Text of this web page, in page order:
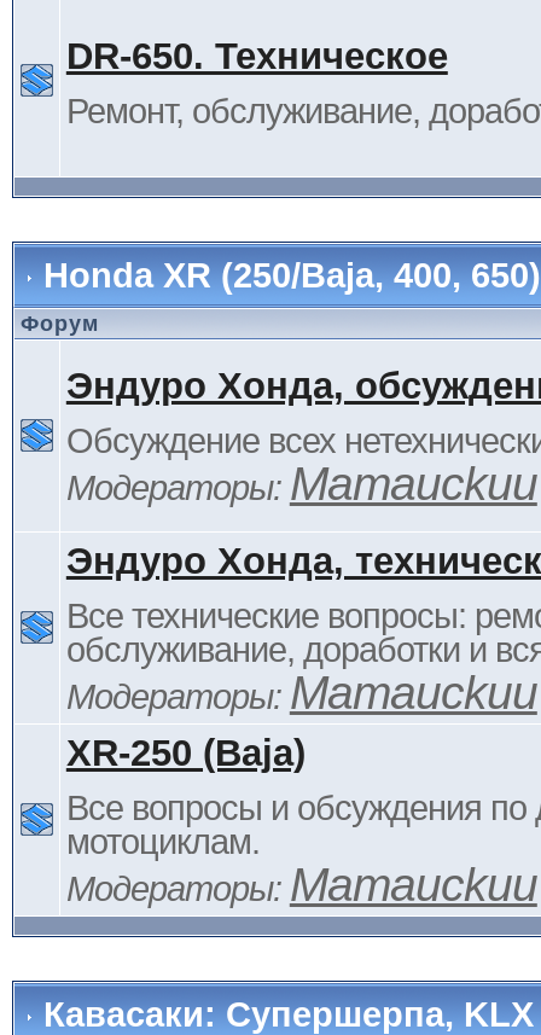
DR-650. Техническое
Ремонт, обслуживание,
Honda XR (250/Baja, 400,
Форум
Эндуро Хонда,
Обсуждение всех
Модераторы: Mamauckuu
Эндуро Хонда,
Все технические вопросы:
обслуживание, доработки и
Модераторы: Mamauckuu
XR-250 (Baja)
Все вопросы и обсуждения
мотоциклам.
Модераторы: Mamauckuu
Кавасаки: Супершерпа,